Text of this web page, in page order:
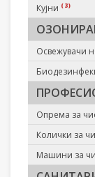
Кујни (3)
Освежувачи
Опрема за
Колички за
Машини за